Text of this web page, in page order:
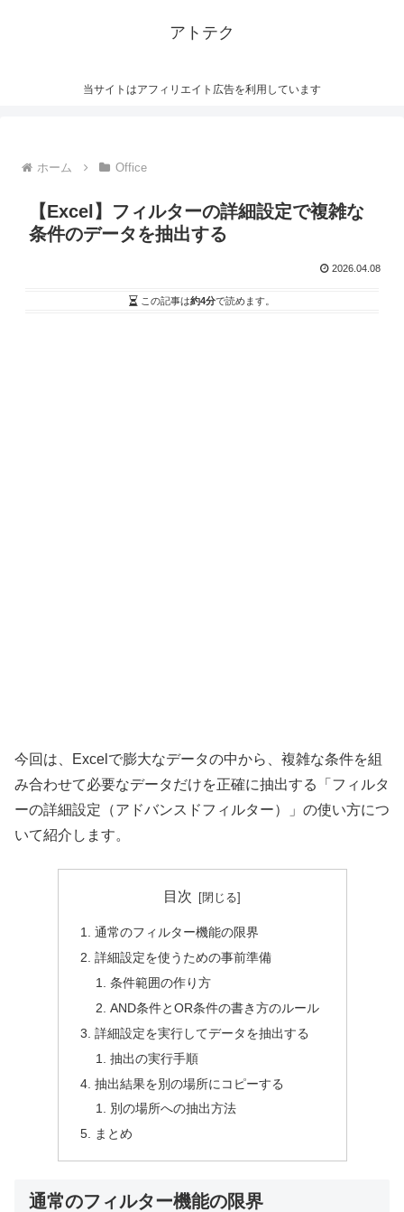
アトテク
当サイトはアフィリエイト広告を利用しています
ホーム Office
【Excel】フィルターの詳細設定で複雑な
条件のデータを抽出する
2026.04.08
この記事は約4分で読めます。
今回は、Excelで膨大なデータの中から、複雑な条件を組
み合わせて必要なデータだけを正確に抽出する「フィルタ
ーの詳細設定（アドバンスドフィルター）」の使い方につ
いて紹介します。
目次
通常のフィルター機能の限界
詳細設定を使うための事前準備
条件範囲の作り方
AND条件とOR条件の書き方のルール
詳細設定を実行してデータを抽出する
抽出の実行手順
抽出結果を別の場所にコピーする
別の場所への抽出方法
まとめ
通常のフィルター機能の限界